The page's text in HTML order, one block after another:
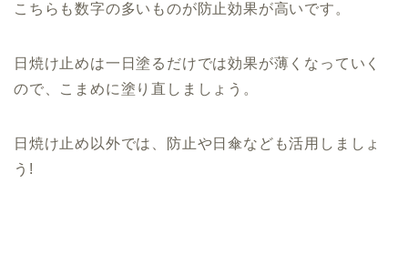
こちらも数字の多いものが防止効果が高いです。
日焼け止めは一日塗るだけでは効果が薄くなっていく
ので、こまめに塗り直しましょう。
日焼け止め以外では、防止や日傘なども活用しましょ
う!